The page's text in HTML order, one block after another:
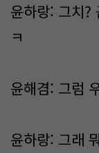
윤하랑: 그치?
ㅋ
윤해겸: 그럼
윤하랑: 그래